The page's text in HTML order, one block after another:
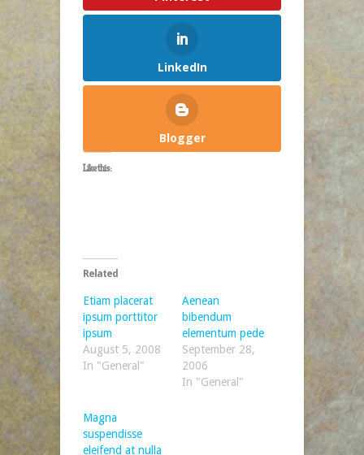
LinkedIn
Blogger
Like this:
Related
Etiam placerat
ipsum porttitor
ipsum
August 5, 2008
In "General"
Aenean
bibendum
elementum pede
September 28,
2006
In "General"
Magna
suspendisse
eleifend at nulla